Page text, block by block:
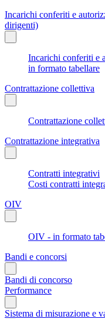
Incarichi conferiti e
dirigenti)
Incarichi conferiti e
in formato tabellare
Contrattazione collettiva
Contrattazione
Contrattazione integrativa
Contratti integrativi
Costi contratti
OIV
OIV - in formato
Bandi e concorsi
Bandi di concorso
Performance
Sistema di misurazione e